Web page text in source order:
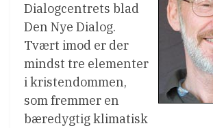
Dialogcentrets blad
Den Nye Dialog.
Tvært imod er der
mindst tre elementer
i kristendommen,
som fremmer en
bæredygtig klimatisk